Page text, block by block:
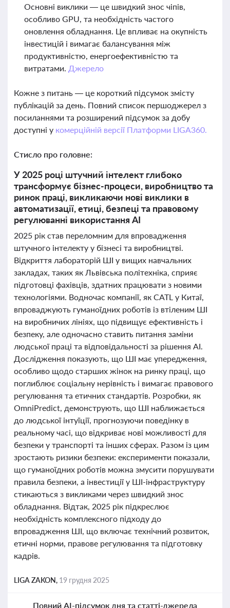
Основні виклики — це швидкий знос чіпів,
особливо GPU, та необхідність частого
оновлення обладнання. Це впливає на окупність
інвестицій і вимагає балансування між
продуктивністю, енергоефективністю та
витратами. Джерело
Кожне з питань — це короткий підсумок змісту
публікацій за день. Повний список першоджерел з
посиланнями та розширений підсумок за добу
доступні у комерційній версії Платформи LIGA360.
Стисло про головне:
У 2025 році штучний інтелект глибоко
трансформує бізнес-процеси, виробництво та
ринок праці, викликаючи нові виклики в
автоматизації, етиці, безпеці та правовому
регулюванні використання АІ
2025 рік став переломним для впровадження
штучного інтелекту у бізнесі та виробництві.
Відкриття лабораторій ШІ у вищих навчальних
закладах, таких як Львівська політехніка, сприяє
підготовці фахівців, здатних працювати з новими
технологіями. Водночас компанії, як CATL у Китаї,
впроваджують гуманоїдних роботів із втіленим ШІ
на виробничих лініях, що підвищує ефективність і
безпеку, але одночасно ставить питання заміни
людської праці та відповідальності за рішення АІ.
Дослідження показують, що ШІ має упередження,
особливо щодо старших жінок на ринку праці, що
поглиблює соціальну нерівність і вимагає правового
регулювання та етичних стандартів. Розробки, як
OmniPredict, демонструють, що ШІ наближається
до людської інтуїції, прогнозуючи поведінку в
реальному часі, що відкриває нові можливості для
безпеки у транспорті та інших сферах. Разом із цим
зростають ризики безпеки: експерименти показали,
що гуманоїдних роботів можна змусити порушувати
правила безпеки, а інвестиції у ШІ-інфраструктуру
стикаються з викликами через швидкий знос
обладнання. Відтак, 2025 рік підкреслює
необхідність комплексного підходу до
впровадження ШІ, що включає технічний розвиток,
етичні норми, правове регулювання та підготовку
кадрів.
LIGA ZAKON, 19 грудня 2025
Повний AI-підсумок дня та статті-джерела